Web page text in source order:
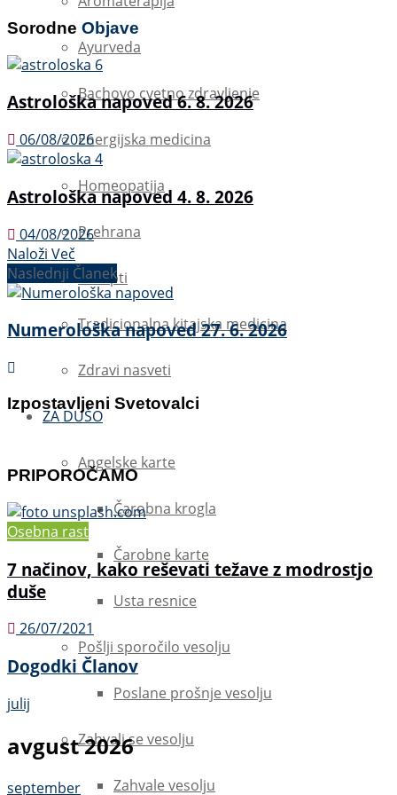
Ayurveda
Bachovo cvetno zdravljenje
Energijska medicina
Homeopatija
Prehrana
Recepti
Tradicionalna kitajska medicina
Zdravi nasveti
ZA DUŠO
Angelske karte
Čarobna krogla
Čarobne karte
Usta resnice
Pošlji sporočilo vesolju
Poslane prošnje vesolju
Zahvali se vesolju
Zahvale vesolju
Sorodne Objave
Astrološka napoved 6. 8. 2026
06/08/2026
Astrološka napoved 4. 8. 2026
04/08/2026
Naloži Več
Naslednji Članek
Numerološka napoved 27. 6. 2026
Izpostavljeni Svetovalci
PRIPOROČAMO
Osebna rast
7 načinov, kako reševati težave z modrostjo
duše
26/07/2021
Dogodki Članov
julij
avgust 2026
september